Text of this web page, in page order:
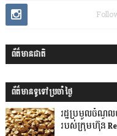
ព័ត៌មានជាតិ
ព័ត៌មានទូទៅប្រចាំថ្ងៃ
រដ្ឋប្រមូលចំណូលប
របស់ក្រុមហ៊ុន